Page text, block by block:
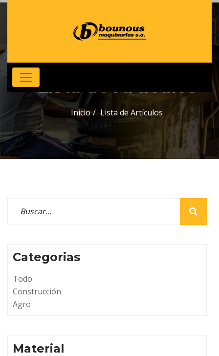
Lista de Artículos
Inicio Lista de Artículos
Categorias
Todo
Construcción
Agro
Material